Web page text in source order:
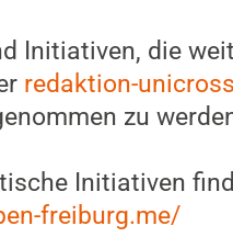
Initiativen, die
redaktion-
zu
Initiativen
freiburg.me/